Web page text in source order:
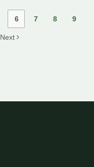
6 7 8 9
Next